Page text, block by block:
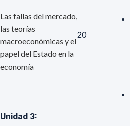
Las fallas del mercado,
las teorías
macroeconómicas y el
papel del Estado en la
economía
20
Unidad 3: